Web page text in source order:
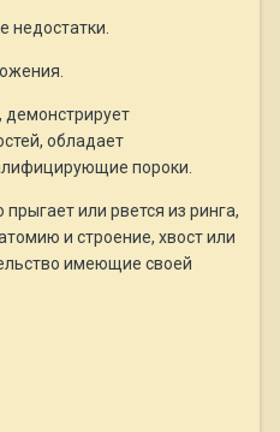
демонстрирует
обладает
пороки.
или рвется из ринга,
и строение, хвост или
имеющие своей